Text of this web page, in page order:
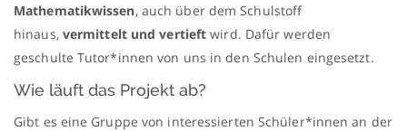
Mathematikwissen, auch über dem Schulstoff
hinaus, vermittelt und vertieft wird. Dafür werden
geschulte Tutor*innen von uns in den Schulen eingesetzt.
Wie läuft das Projekt ab?
Gibt es eine Gruppe von interessierten Schüler*innen an der